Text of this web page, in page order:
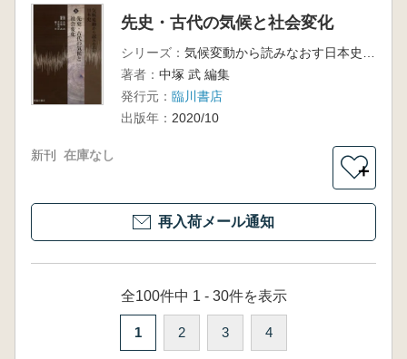
先史・古代の気候と社会変化
シリーズ：
著者： 中塚 武 編集
発行元： 臨川書店
出版年： 2020/10
新刊 在庫なし
＋
再入荷メール通知
全100件中 1 - 30件を表示
1 2 3 4